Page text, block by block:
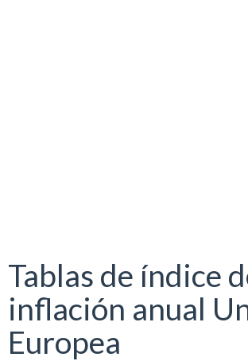
Tablas de índice
inflación anual
Europea